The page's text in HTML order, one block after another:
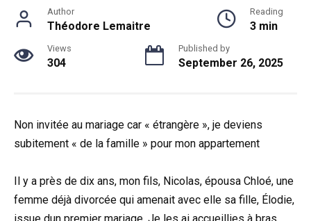
Author
Théodore Lemaitre
Reading
3 min
Views
304
Published by
September 26, 2025
Non invitée au mariage car « étrangère », je deviens
subitement « de la famille » pour mon appartement
Il y a près de dix ans, mon fils, Nicolas, épousa Chloé, une
femme déjà divorcée qui amenait avec elle sa fille, Élodie,